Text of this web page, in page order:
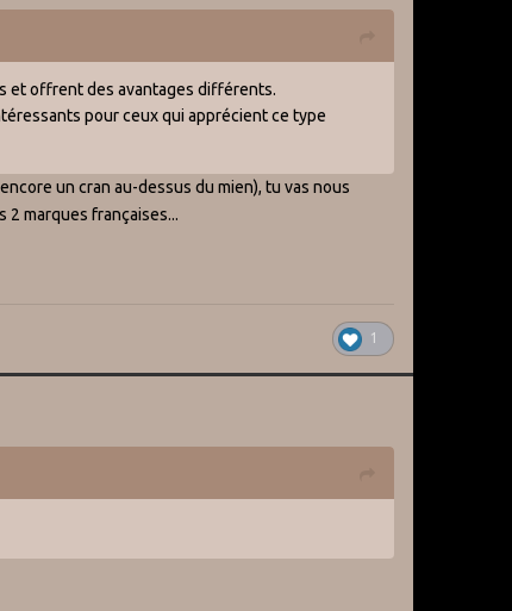
et offrent des avantages différents.
pour ceux qui apprécient ce type
un cran au-dessus du mien), tu vas nous
2 marques françaises...
1